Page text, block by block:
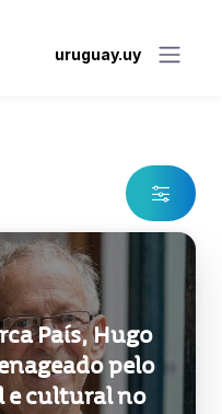
uruguay.uy
País, Hugo
pelo
e cultural no